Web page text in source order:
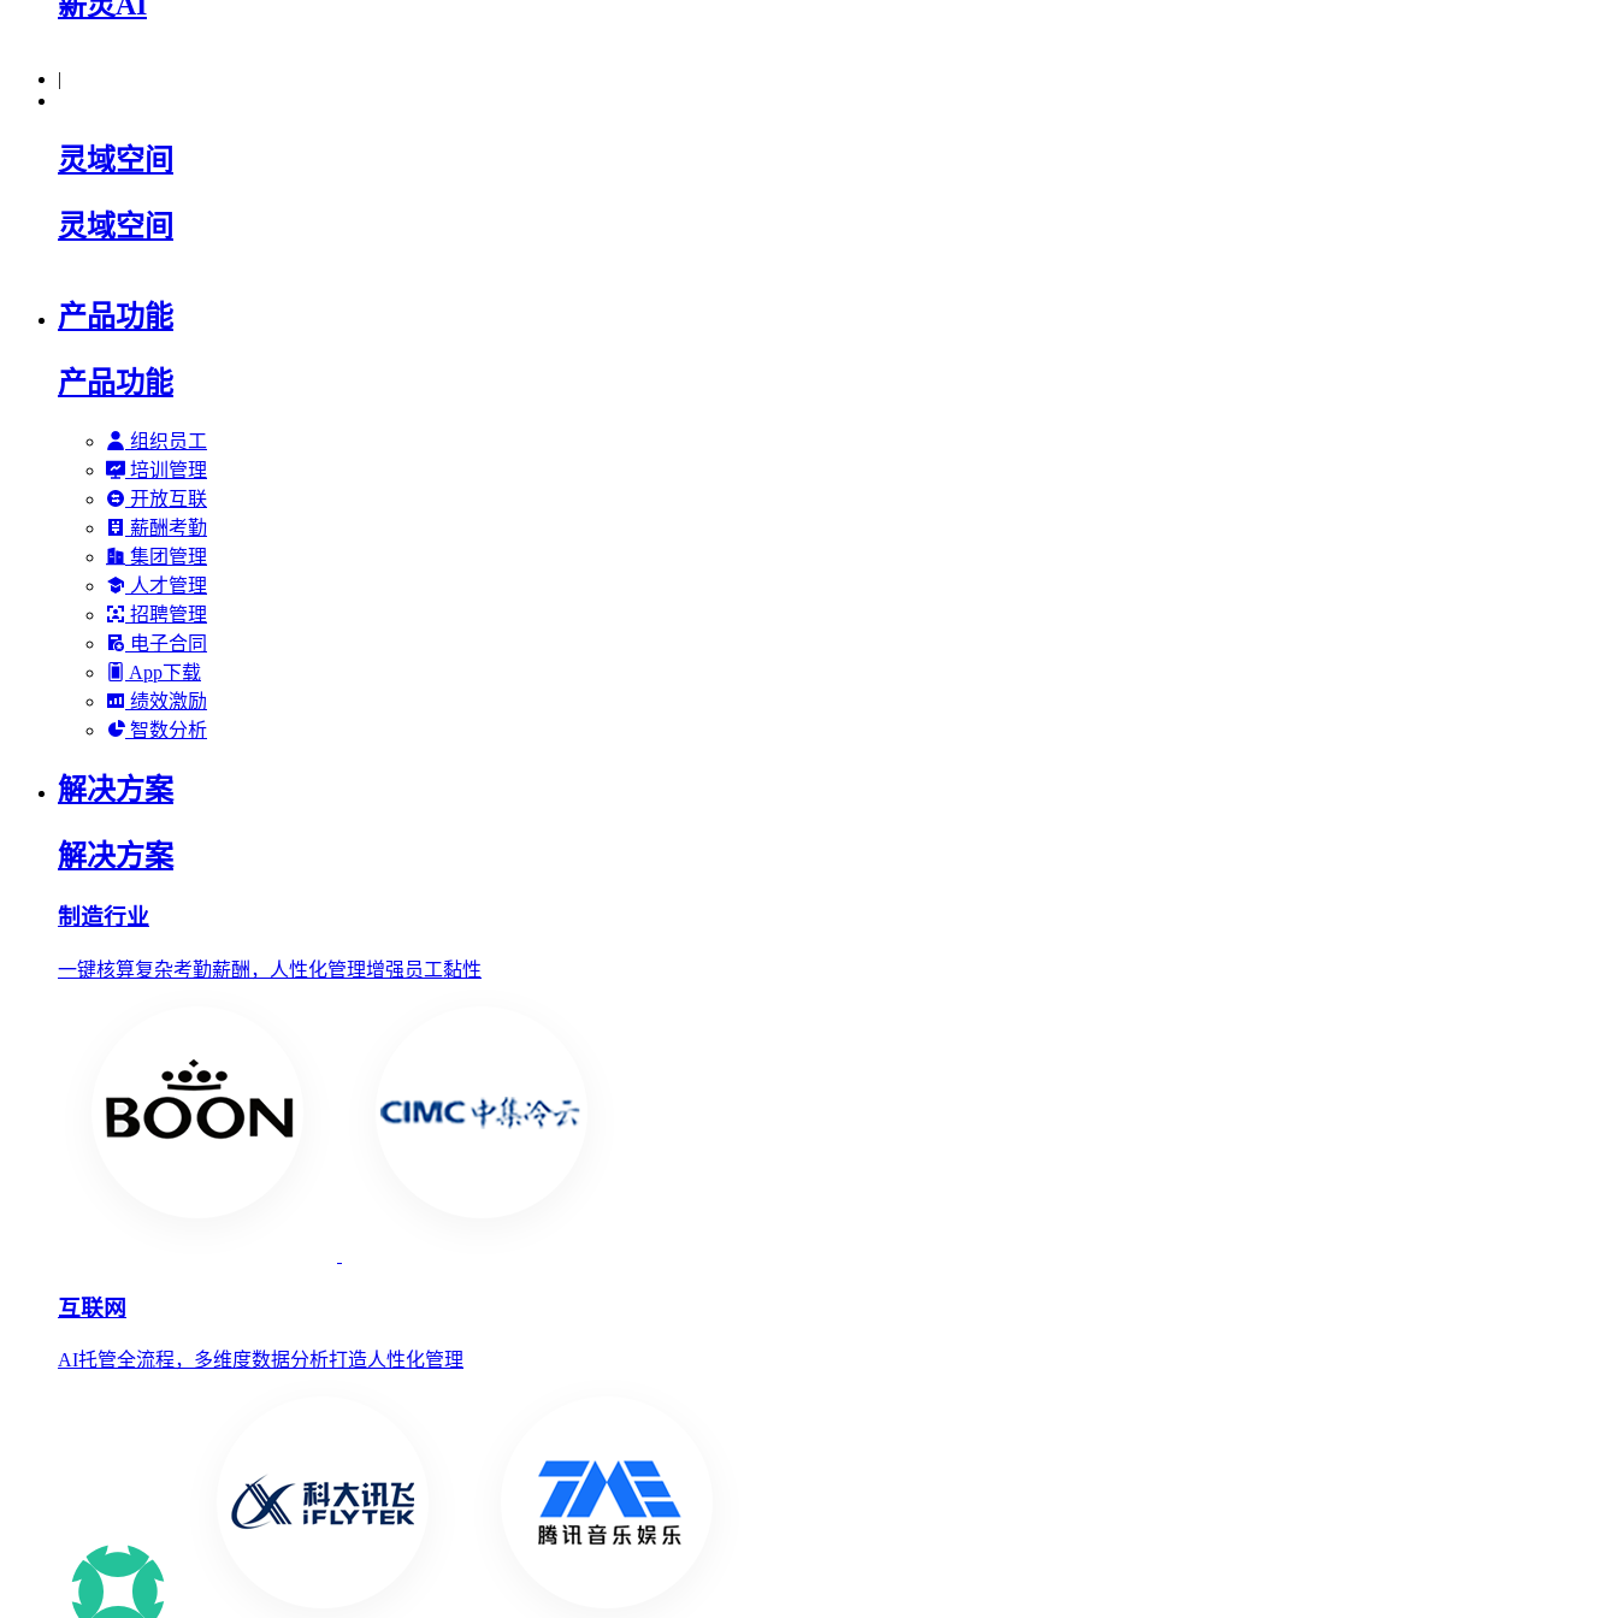
|
灵域空间
灵域空间
产品功能
产品功能
组织员工
培训管理
开放互联
薪酬考勤
集团管理
人才管理
招聘管理
电子合同
App下载
绩效激励
智数分析
解决方案
解决方案
制造行业
一键核算复杂考勤薪酬，人性化管理增强员工黏性
互联网
AI托管全流程，多维度数据分析打造人性化管理